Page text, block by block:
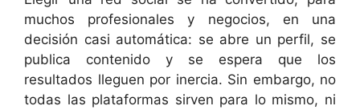
muchos profesionales y negocios, en una
decisión casi automática: se abre un perfil, se
publica contenido y se espera que los
resultados lleguen por inercia. Sin embargo, no
todas las plataformas sirven para lo mismo, ni